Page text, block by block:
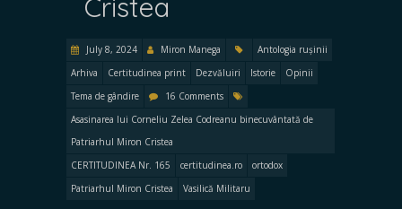
Cristea
July 8, 2024 Miron Manega
Antologia rușinii
Arhiva
Certitudinea print Dezvăluiri Istorie
Opinii
Tema de gândire
16 Comments
Asasinarea lui Corneliu Zelea Codreanu binecuvântată de
Patriarhul Miron Cristea
CERTITUDINEA Nr. 165
certitudinea.ro
ortodox
Patriarhul Miron Cristea
Vasilică Militaru